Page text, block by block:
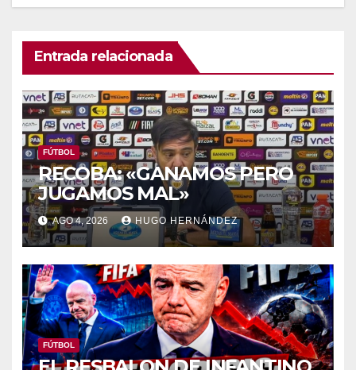
Entrada relacionada
FÚTBOL
RECOBA: «GANAMOS PERO
JUGAMOS MAL»
AGO 4, 2026 HUGO HERNÁNDEZ
FÚTBOL